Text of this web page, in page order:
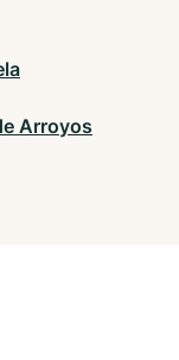
Arroyos